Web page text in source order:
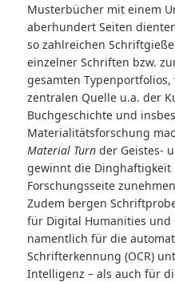
Musterbücher mit einem
aberhundert Seiten
so zahlreichen
einzelner Schriften bzw.
gesamten
zentralen Quelle u.a. der
Buchgeschichte und
Materialitätsforschung
Material Turnder Geistes-
gewinnt die
Forschungsseite
Zudem bergen
für Digital Humanities und
namentlich für die
Schrifterkennung (OCR)
Intelligenz – als auch für